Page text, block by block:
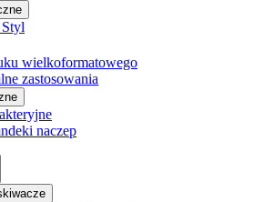
wielkoformatowego
zastosowania
naczep